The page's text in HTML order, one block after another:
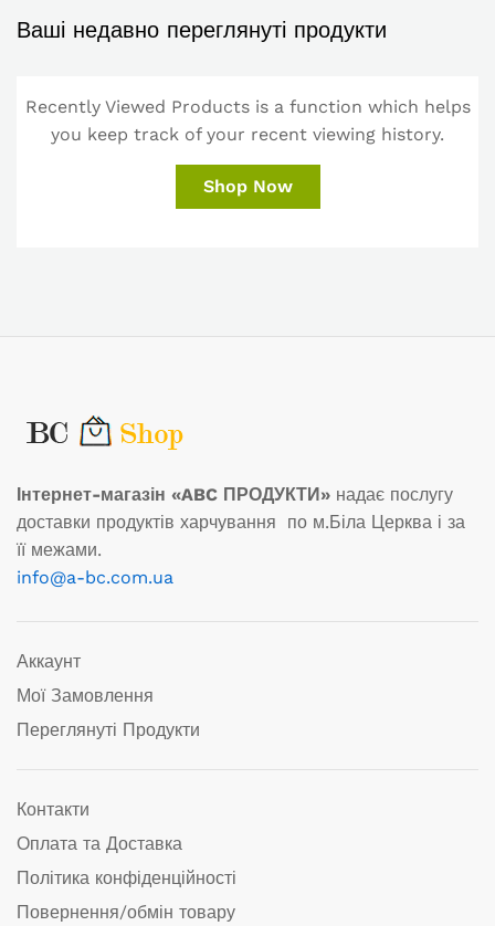
Ваші недавно переглянуті продукти
Recently Viewed Products is a function which helps
you keep track of your recent viewing history.
Shop Now
Інтернет-магазін «ABC ПРОДУКТИ» надає послугу
доставки продуктів харчування по м.Біла Церква і за
її межами.
info@a-bc.com.ua
Аккаунт
Мої Замовлення
Переглянуті Продукти
Контакти
Оплата та Доставка
Політика конфіденційності
Повернення/обмін товару